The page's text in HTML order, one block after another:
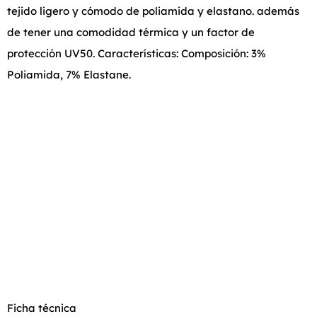
tejido ligero y cómodo de poliamida y elastano. además
de tener una comodidad térmica y un factor de
protección UV50. Características: Composición: 3%
Poliamida, 7% Elastane.
Ficha técnica